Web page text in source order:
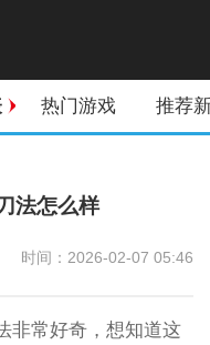
热门游戏 推荐
法怎么样
时间：2026-02-07 05:46
非常好奇，想知道这